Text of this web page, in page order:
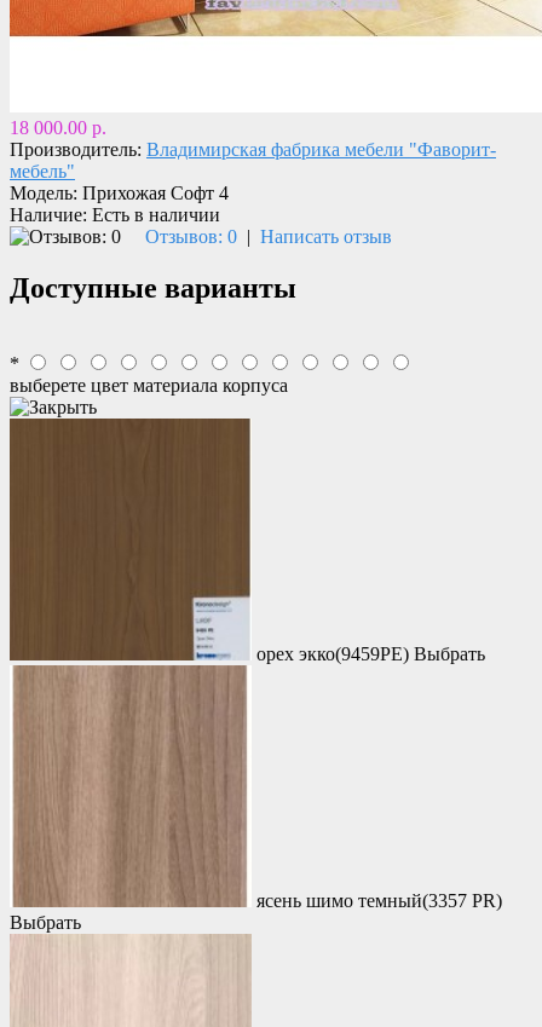
18 000.00 р.
Производитель: Владимирская фабрика мебели "Фаворит-
мебель"
Модель: Прихожая Софт 4
Наличие: Есть в наличии
Отзывов: 0 | Написать отзыв
Доступные варианты
*
выберете цвет материала корпуса
орех экко(9459PE) Выбрать
ясень шимо темный(3357 PR)
Выбрать